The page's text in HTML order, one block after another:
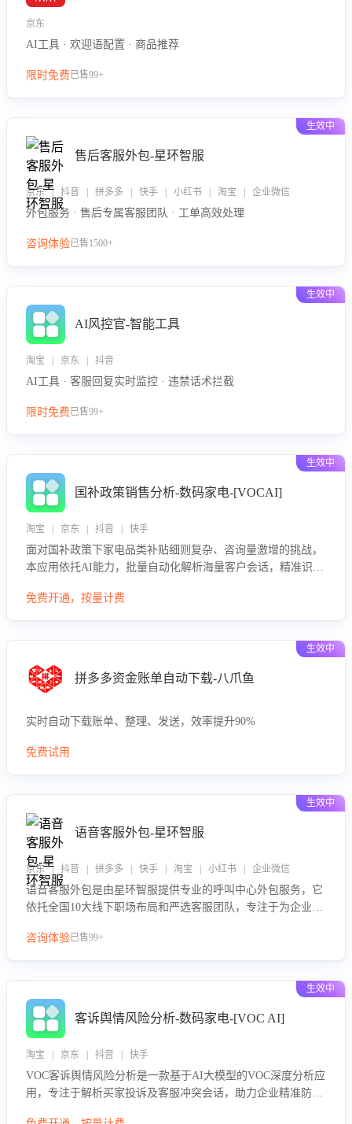
京东
AI工具 · 欢迎语配置 · 商品推荐
限时免费已售99+
生效中
售后客服外包-星环智服
京东 | 抖音 | 拼多多 | 快手 | 小红书 | 淘宝 | 企业微信
外包服务 · 售后专属客服团队 · 工单高效处理
咨询体验已售1500+
生效中
AI风控官-智能工具
淘宝 | 京东 | 抖音
AI工具 · 客服回复实时监控 · 违禁话术拦截
限时免费已售99+
生效中
国补政策销售分析-数码家电-[VOCAI]
淘宝 | 京东 | 抖音 | 快手
面对国补政策下家电品类补贴细则复杂、咨询量激增的挑战，
本应用依托AI能力，批量自动化解析海量客户会话，精准识别
向，深度洞察决策动因。同时全面评估客服团队政策解读准确
免费开通，按量计费
生效中
拼多多资金账单自动下载-八爪鱼
实时自动下载账单、整理、发送，效率提升90%
免费试用
生效中
语音客服外包-星环智服
京东 | 抖音 | 拼多多 | 快手 | 淘宝 | 小红书 | 企业微信
语音客服外包是由星环智服提供专业的呼叫中心外包服务，它
依托全国10大线下职场布局和严选客服团队，专注于为企业提
队和智能工具提升语音客服服务效率和质量，帮助企业实现降
咨询体验已售99+
生效中
客诉舆情风险分析-数码家电-[VOC AI]
淘宝 | 京东 | 抖音 | 快手
VOC客诉舆情风险分析是一款基于AI大模型的VOC深度分析应
用，专注于解析买家投诉及客服冲突会话，助力企业精准防控